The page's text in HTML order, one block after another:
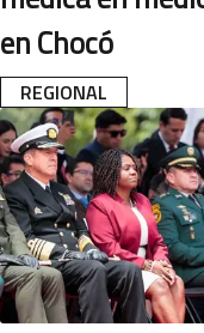
REGIONAL
en Chocó